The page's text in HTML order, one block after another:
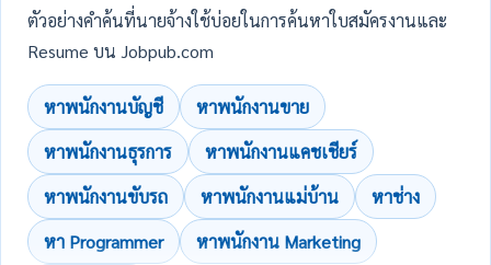
ตัวอย่างคำค้นที่นายจ้างใช้บ่อยในการค้นหาใบสมัครงานและ
Resume บน Jobpub.com
หาพนักงานบัญชี
หาพนักงานขาย
หาพนักงานธุรการ
หาพนักงานแคชเชียร์
หาพนักงานขับรถ
หาพนักงานแม่บ้าน
หาช่าง
หา Programmer
หาพนักงาน Marketing